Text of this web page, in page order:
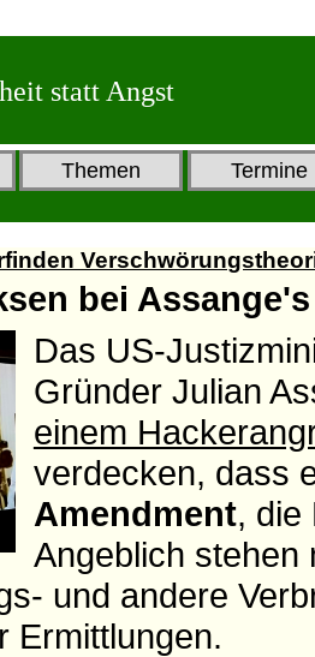
statt Angst
Themen Termine
bei
Das US-
Gründer Julian
einem
verdecken, dass
Amendment, die
Angeblich stehen
und andere
Ermittlungen.